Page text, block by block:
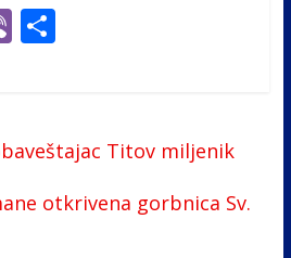
Vi
b
S
Titov miljenik
otkrivena gorbnica Sv.